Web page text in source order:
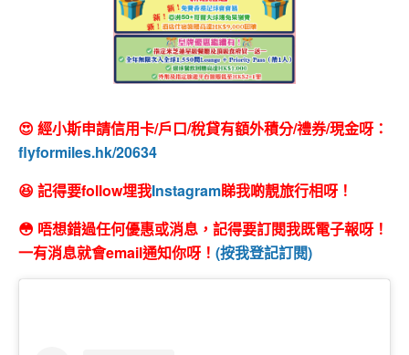
😍 經小斯申請信用卡/戶口/稅貸有額外積分/禮券/現金呀：
flyformiles.hk/20634
😆 記得要follow埋我Instagram睇我啲靚旅行相呀！
😳 唔想錯過任何優惠或消息，記得要訂閱我既電子報呀！
一有消息就會email通知你呀！ (按我登記訂閱)